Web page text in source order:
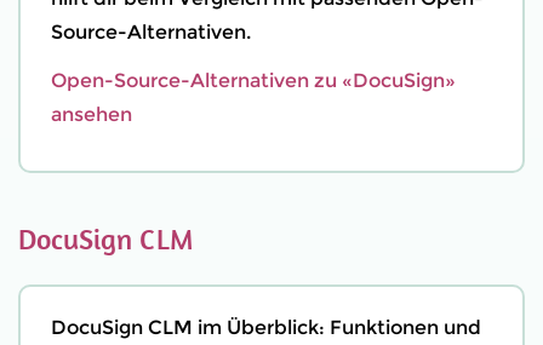
Source-Alternativen.
Open-Source-Alternativen zu «DocuSign»
ansehen
DocuSign CLM
DocuSign CLM im Überblick: Funktionen und